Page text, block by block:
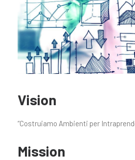
Vision
“Costruiamo Ambienti per
Mission